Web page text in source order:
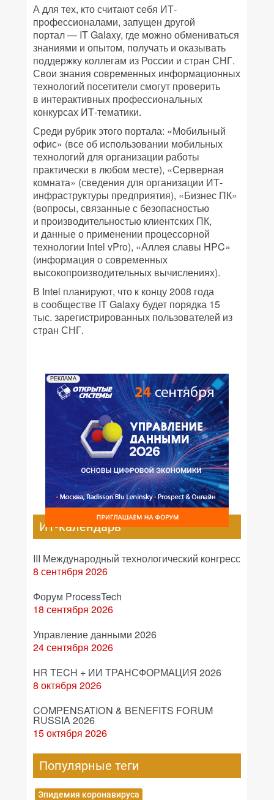
А для тех, кто считают себя ИТ-
профессионалами, запущен другой
портал — IT Galaxy, где можно обмениваться
знаниями и опытом, получать и оказывать
поддержку коллегам из России и стран СНГ.
Свои знания современных информационных
технологий посетители смогут проверить
в интерактивных профессиональных
конкурсах ИТ-тематики.
Среди рубрик этого портала: «Мобильный
офис» (все об использовании мобильных
технологий для организации работы
практически в любом месте), «Серверная
комната» (сведения для организации ИТ-
инфраструктуры предприятия), «Бизнес ПК»
(вопросы, связанные с безопасностью
и производительностью клиентских ПК,
и данные о применении процессорной
технологии Intel vPro), «Аллея славы HPC»
(информация о современных
высокопроизводительных вычислениях).
В Intel планируют, что к концу 2008 года
в сообществе IT Galaxy будет порядка 15
тыс. зарегистрированных пользователей из
стран СНГ.
РЕКЛАМА
ИТ-календарь
III Международный технологический конгресс
8 сентября 2026
Форум ProcessTech
18 сентября 2026
Управление данными 2026
24 сентября 2026
HR TECH + ИИ ТРАНСФОРМАЦИЯ 2026
8 октября 2026
COMPENSATION & BENEFITS FORUM
RUSSIA 2026
15 октября 2026
Популярные теги
Эпидемия коронавируса